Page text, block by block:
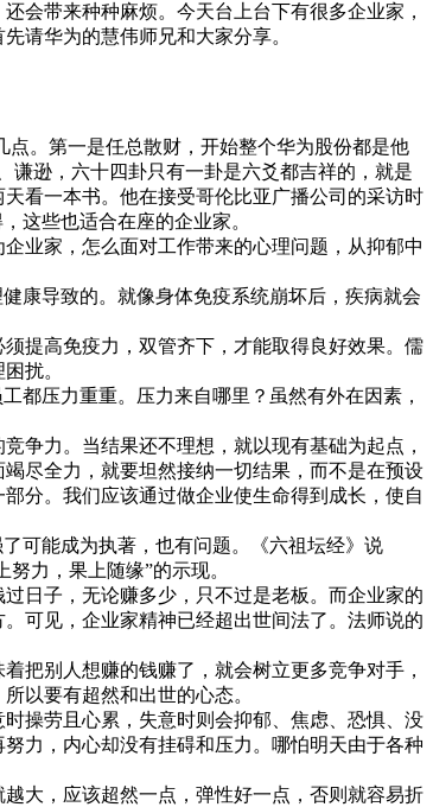
会带来种种麻烦。今天台上台下有很多企业家，
请华为的慧伟师兄和大家分享。
。第一是任总散财，开始整个华为股份都是他
谦逊，六十四卦只有一卦是六爻都吉祥的，就是
看一本书。他在接受哥伦比亚广播公司的采访时
这些也适合在座的企业家。
业家，怎么面对工作带来的心理问题，从抑郁中
康导致的。就像身体免疫系统崩坏后，疾病就会
提高免疫力，双管齐下，才能取得良好效果。儒
扰。
压力重重。压力来自哪里？虽然有外在因素，
力。当结果还不理想，就以现有基础为起点，
尽全力，就要坦然接纳一切结果，而不是在预设
分。我们应该通过做企业使生命得到成长，使自
可能成为执著，也有问题。《六祖坛经》说
力，果上随缘”的示现。
日子，无论赚多少，只不过是老板。而企业家的
可见，企业家精神已经超出世间法了。法师说的
把别人想赚的钱赚了，就会树立更多竞争对手，
以要有超然和出世的心态。
操劳且心累，失意时则会抑郁、焦虑、恐惧、没
力，内心却没有挂碍和压力。哪怕明天由于各种
大，应该超然一点，弹性好一点，否则就容易折